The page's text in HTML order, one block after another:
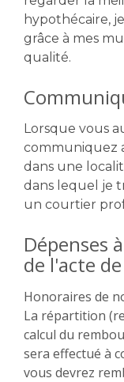
hypothécaire,
grâce à mes
qualité.
Lorsque vous
communiquez
dans une
dans lequel je
un courtier
Dépenses
de l'acte
Honoraires de
La répartition
calcul du
sera effectué à
vous devrez